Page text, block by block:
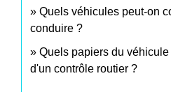
Quels véhicules peut-on
conduire ?
Quels papiers du
d'un contrôle routier ?